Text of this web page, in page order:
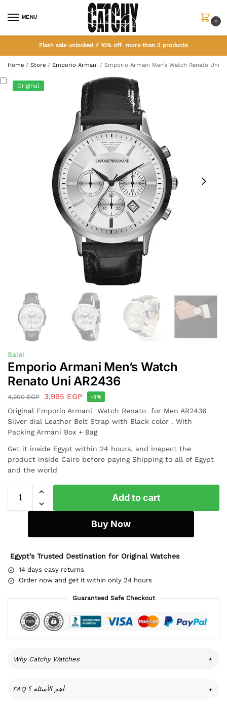
MENU
0
Flash sale unlocked ⚡ 10% off more than 2 products
Home / Store / Emporio Armani / Emporio Armani Men’s Watch Renato Uni
Original
Sale!
Emporio Armani Men’s Watch
Renato Uni AR2436
4,200EGP 3,995 EGP -5%
Original Emporio Armani Watch Renato for Men AR2436
Silver dial Leather Belt Strap with Black color . With
Packing Armani Box + Bag
Get it inside Egypt within 24 hours, and inspect the
product inside Cairo before paying Shipping to all of Egypt
and the world
Add to cart
Buy Now
Egypt’s Trusted Destination for Original Watches
14 days easy returns
Order now and get it within only 24 hours
Guaranteed Safe Checkout
Why Catchy Watches +
FAQ أهم الأسئلة ؟ +